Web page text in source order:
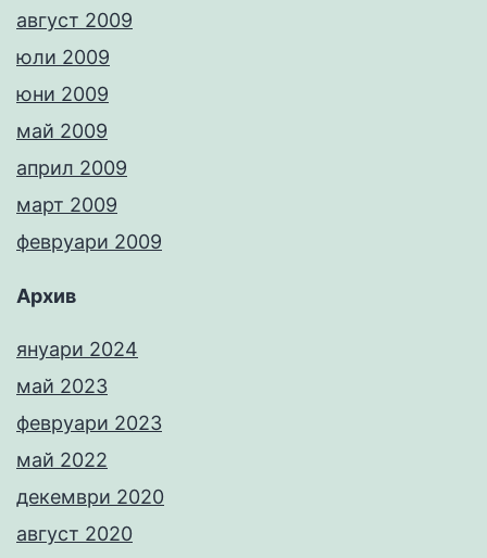
август 2009
юли 2009
юни 2009
май 2009
април 2009
март 2009
февруари 2009
Архив
януари 2024
май 2023
февруари 2023
май 2022
декември 2020
август 2020